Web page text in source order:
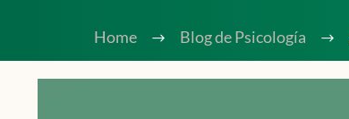
Home Blog de Psicología